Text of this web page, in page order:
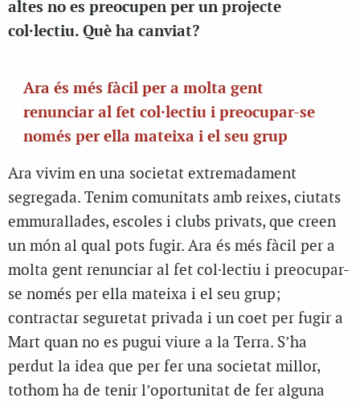
altes no es preocupen per un projecte
col·lectiu. Què ha canviat?
Ara és més fàcil per a molta gent
renunciar al fet col·lectiu i preocupar-se
només per ella mateixa i el seu grup
Ara vivim en una societat extremadament
segregada. Tenim comunitats amb reixes, ciutats
emmurallades, escoles i clubs privats, que creen
un món al qual pots fugir. Ara és més fàcil per a
molta gent renunciar al fet col·lectiu i preocupar-
se només per ella mateixa i el seu grup;
contractar seguretat privada i un coet per fugir a
Mart quan no es pugui viure a la Terra. S’ha
perdut la idea que per fer una societat millor,
tothom ha de tenir l’oportunitat de fer alguna